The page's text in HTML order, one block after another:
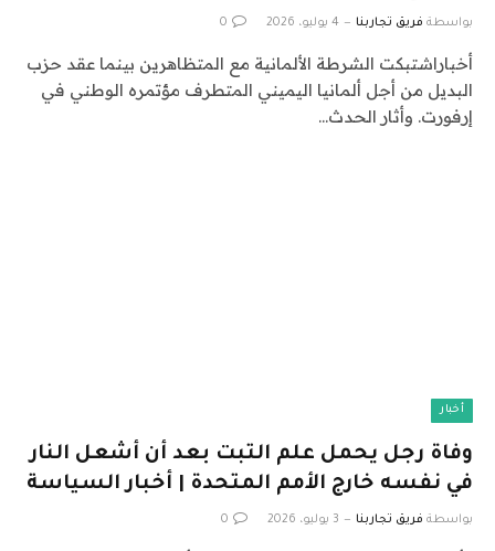
بواسطة فريق تجاربنا 4 يوليو، 2026 0
أخباراشتبكت الشرطة الألمانية مع المتظاهرين بينما عقد حزب
البديل من أجل ألمانيا اليميني المتطرف مؤتمره الوطني في
إرفورت. وأثار الحدث…
أخبار
وفاة رجل يحمل علم التبت بعد أن أشعل النار
في نفسه خارج الأمم المتحدة | أخبار السياسة
بواسطة فريق تجاربنا 3 يوليو، 2026 0